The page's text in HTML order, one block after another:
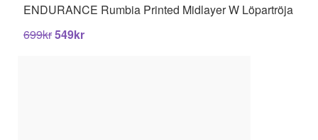
ENDURANCE Rumbia Printed Midlayer W Löpartröja
699kr549kr